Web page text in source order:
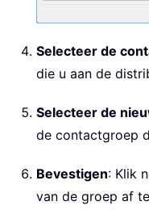
Selecteer de
die u aan de
Selecteer de
de contactgroep
Bevestigen: Klik
van de groep af